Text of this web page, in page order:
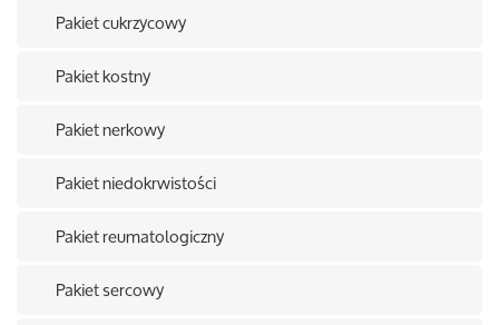
Pakiet cukrzycowy
Pakiet kostny
Pakiet nerkowy
Pakiet niedokrwistości
Pakiet reumatologiczny
Pakiet sercowy